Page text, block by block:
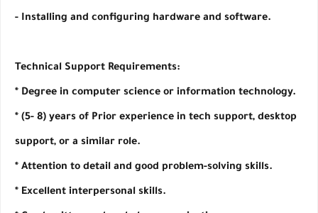
- Installing and configuring hardware and software.
Technical Support Requirements:
* Degree in computer science or information technology.
* (5- 8) years of Prior experience in tech support, desktop
support, or a similar role.
* Attention to detail and good problem-solving skills.
* Excellent interpersonal skills.